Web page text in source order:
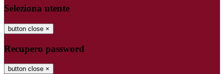
Seleziona utente
button close ×
Recupero password
button close ×